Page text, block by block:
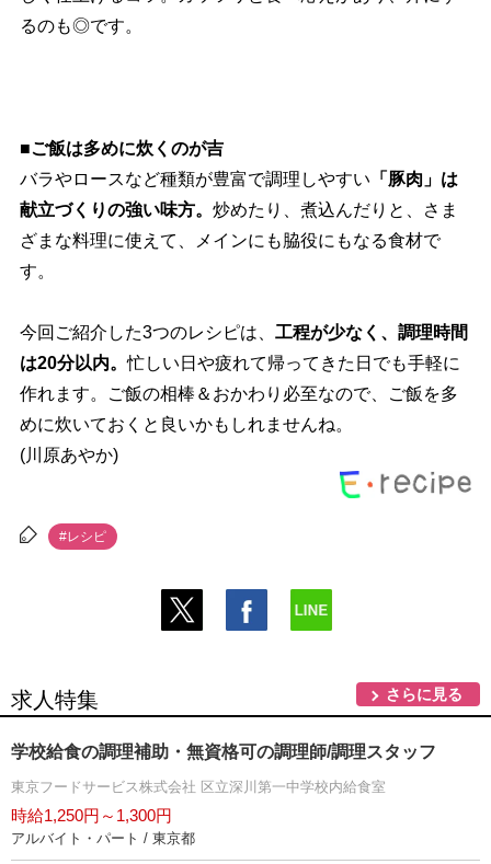
るのも◎です。
■ご飯は多めに炊くのが吉
バラやロースなど種類が豊富で調理しやすい 「豚肉」は
献立づくりの強い味方。 炒めたり、煮込んだりと、さま
ざまな料理に使えて、メインにも脇役にもなる食材で
す。
今回ご紹介した3つのレシピは、 工程が少なく、調理時間
は20分以内。忙しい日や疲れて帰ってきた日でも手軽に
作れます。ご飯の相棒＆おかわり必至なので、ご飯を多
めに炊いておくと良いかもしれませんね。
(川原あやか)
#レシピ
求人特集 さらに見る
学校給食の調理補助・無資格可の調理師/調理スタッフ
東京フードサービス株式会社 区立深川第一中学校内給食室
時給1,250円～1,300円
アルバイト・パート / 東京都